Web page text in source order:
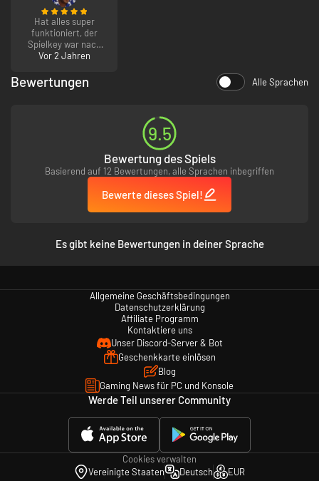
Hat alles super
funktioniert, der
Spielkey war nach
keinen 4 Sekunden
also alles super!
Vor 2 Jahren
Bewertungen Alle Sprachen
9.5
Bewertung des Spiels
Basierend auf 12 Bewertungen, alle Sprachen inbegriffen
Bewerte dieses Spiel!
Es gibt keine Bewertungen in deiner Sprache
Allgemeine Geschäftsbedingungen
Datenschutzerklärung
Affiliate Programm
Kontaktiere uns
Unser Discord-Server & Bot
Geschenkkarte einlösen
Blog
Gaming News für PC und Konsole
Werde Teil unserer Community
Cookies verwalten
Vereinigte Staaten
Deutsch EUR